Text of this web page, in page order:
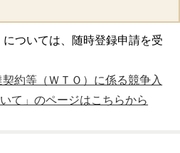
ついては、随時登録申請を受
契約等（ＷＴＯ）に係る競争入
て」のページはこちらから